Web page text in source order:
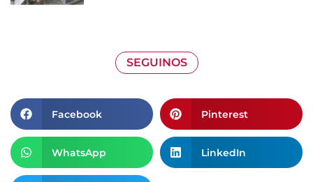
SEGUINOS
Facebook Pinterest
WhatsApp LinkedIn